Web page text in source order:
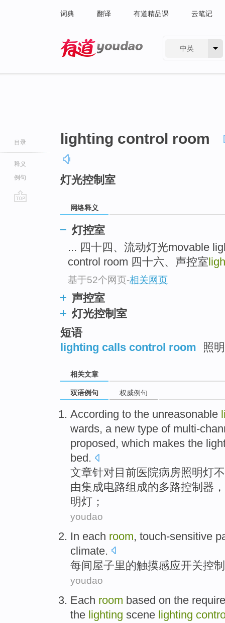
词典 翻译 有道精品课 云笔记
中英
目录
释义
例句
lighting control room
灯光控制室
网络释义
灯控室
... 四十四、流动灯光movable
control room 四十六、声控室
基于52个网页-相关网页
声控室
灯光控制室
短语
lighting calls control room
照
相关文章
双语例句 权威例句
According to the unreasonable
wards, a new type of multi-
proposed, which makes the
bed.
文章针对目前医院病房照明灯
由集成电路组成的多路控制器 ，
明灯；
youdao
In each room, touch-sensitive
climate.
每间屋子里的触摸感应开关控制
youdao
Each room based on the
the lighting scene lighting